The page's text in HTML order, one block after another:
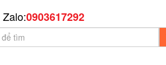
Zalo:0903617292